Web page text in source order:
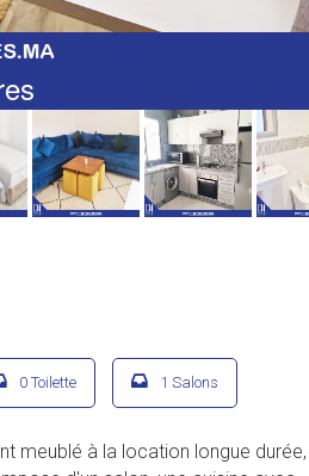
0 Toilette 1 Salons
meublé à la location longue durée,